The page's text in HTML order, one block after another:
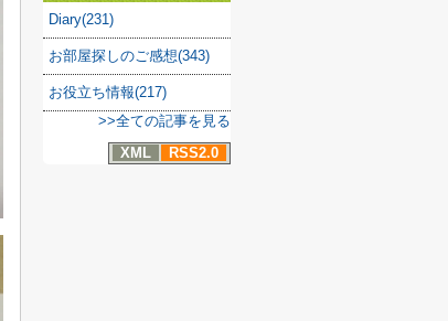
Diary(231)
お部屋探しのご感想(343)
お役立ち情報(217)
>>全ての記事を見る
XML
RSS2.0